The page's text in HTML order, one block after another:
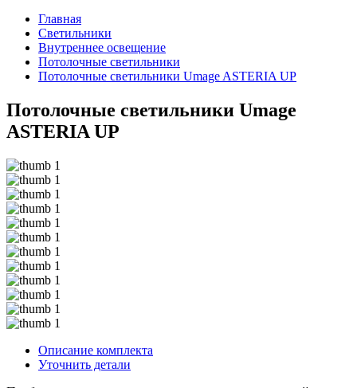
Главная
Светильники
Внутреннее освещение
Потолочные светильники
Потолочные светильники Umage ASTERIA UP
Потолочные светильники Umage
ASTERIA UP
Описание комплекта
Уточнить детали